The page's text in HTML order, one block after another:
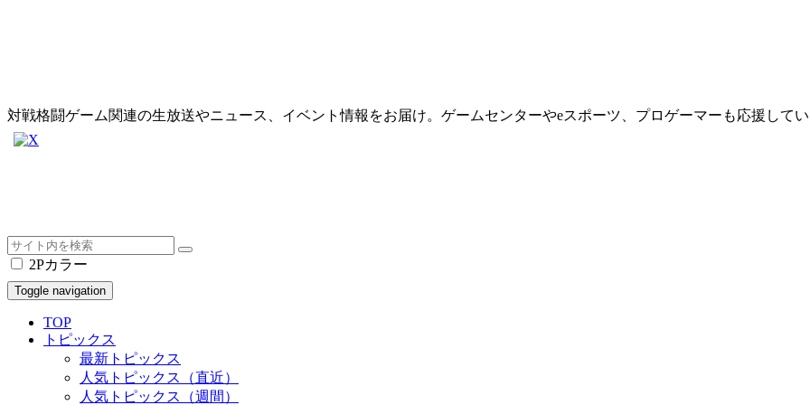
対戦格闘ゲーム関連の生放送やニュース、イベント情報をお届け。ゲームセンターやeスポーツ、プロゲーマーも応援して
2Pカラー
Toggle navigation
TOP
トピックス
最新トピックス
人気トピックス（直近）
人気トピックス（週間）